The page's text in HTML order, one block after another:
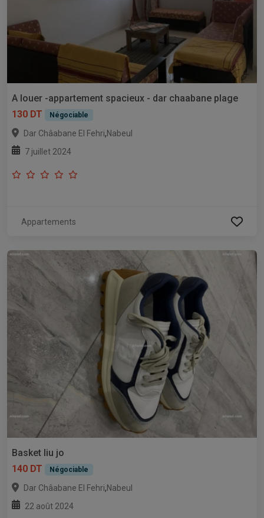
A louer -appartement spacieux - dar chaabane plage
130 DT
Négociable
Dar Châabane El Fehri,Nabeul
7 juillet 2024
Appartements
Basket liu jo
140 DT
Négociable
Dar Châabane El Fehri,Nabeul
22 août 2024